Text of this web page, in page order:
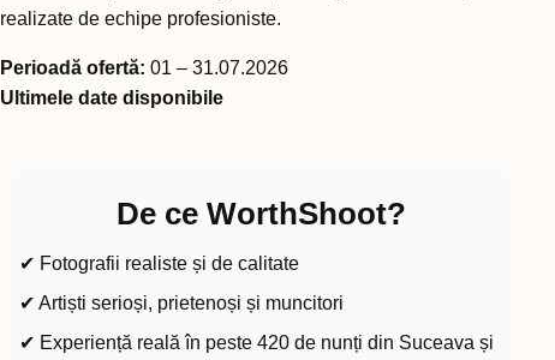
realizate de echipe profesioniste.
Perioadă ofertă: 01 – 31.07.2026
Ultimele date disponibile
De ce WorthShoot?
✔ Fotografii realiste și de calitate
✔ Artiști serioși, prietenoși și muncitori
✔ Experiență reală în peste 420 de nunți din Suceava și